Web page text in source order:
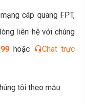
cáp quang FPT,
liên hệ với chúng
hoặc
Chat trực
tôi theo mẫu